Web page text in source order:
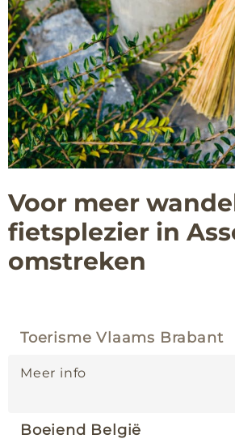
Voor meer
fietsplezier in
omstreken
Toerisme Vlaams Brabant
Meer info
Boeiend België